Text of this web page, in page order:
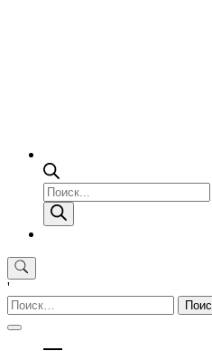
Поиск
товаров
'
Найти: